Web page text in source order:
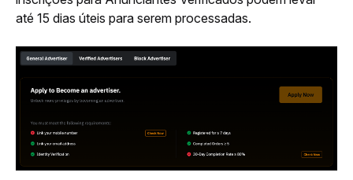
até 15 dias úteis para serem processadas.